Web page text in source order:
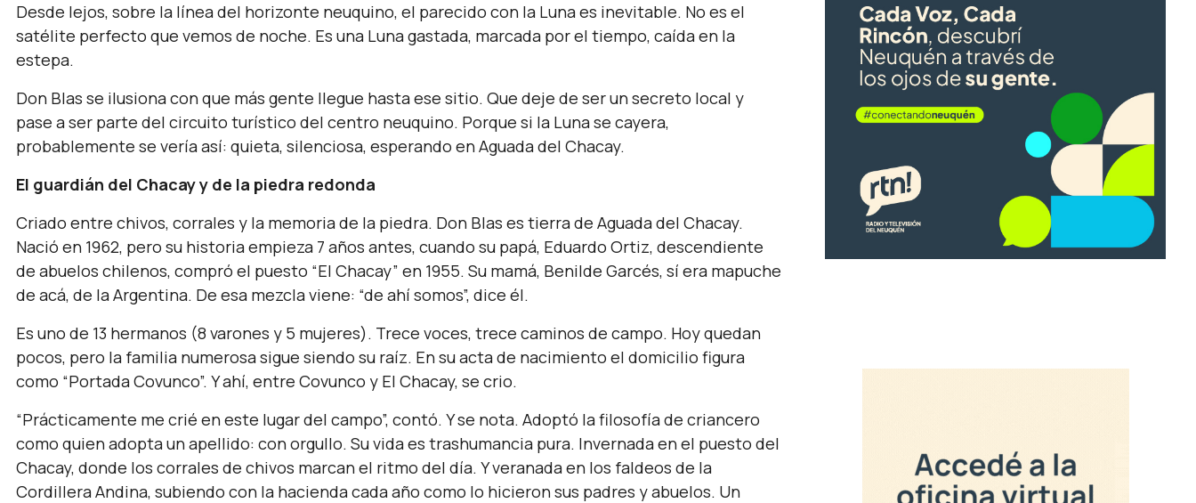
Desde lejos, sobre la línea del horizonte neuquino, el parecido con la Luna es inevitable. No es el
satélite perfecto que vemos de noche. Es una Luna gastada, marcada por el tiempo, caída en la
estepa.
Don Blas se ilusiona con que más gente llegue hasta ese sitio. Que deje de ser un secreto local y
pase a ser parte del circuito turístico del centro neuquino. Porque si la Luna se cayera,
probablemente se vería así: quieta, silenciosa, esperando en Aguada del Chacay.
El guardián del Chacay y de la piedra redonda
Criado entre chivos, corrales y la memoria de la piedra. Don Blas es tierra de Aguada del Chacay.
Nació en 1962, pero su historia empieza 7 años antes, cuando su papá, Eduardo Ortiz, descendiente
de abuelos chilenos, compró el puesto “El Chacay” en 1955. Su mamá, Benilde Garcés, sí era mapuche
de acá, de la Argentina. De esa mezcla viene: “de ahí somos”, dice él.
Es uno de 13 hermanos (8 varones y 5 mujeres). Trece voces, trece caminos de campo. Hoy quedan
pocos, pero la familia numerosa sigue siendo su raíz. En su acta de nacimiento el domicilio figura
como “Portada Covunco”. Y ahí, entre Covunco y El Chacay, se crio.
“Prácticamente me crié en este lugar del campo”, contó. Y se nota. Adoptó la filosofía de criancero
como quien adopta un apellido: con orgullo. Su vida es trashumancia pura. Invernada en el puesto del
Chacay, donde los corrales de chivos marcan el ritmo del día. Y veranada en los faldeos de la
Cordillera Andina, subiendo con la hacienda cada año como lo hicieron sus padres y abuelos. Un